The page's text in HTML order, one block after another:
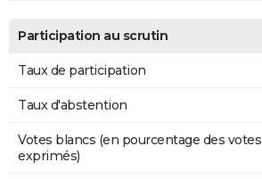
FORUM
Participation au scrutin
Taux de participation
Taux d'abstention
Votes blancs (en pourcentage des votes
exprimés)